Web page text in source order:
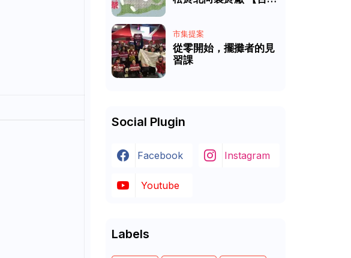
市集提案
從零開始，擺攤者的見
習課
Social Plugin
Facebook Instagram
Youtube
Labels